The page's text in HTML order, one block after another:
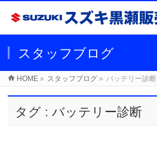
スタッフブログ
HOME » スタッフブログ » バッテリー診断
タグ : バッテリー診断